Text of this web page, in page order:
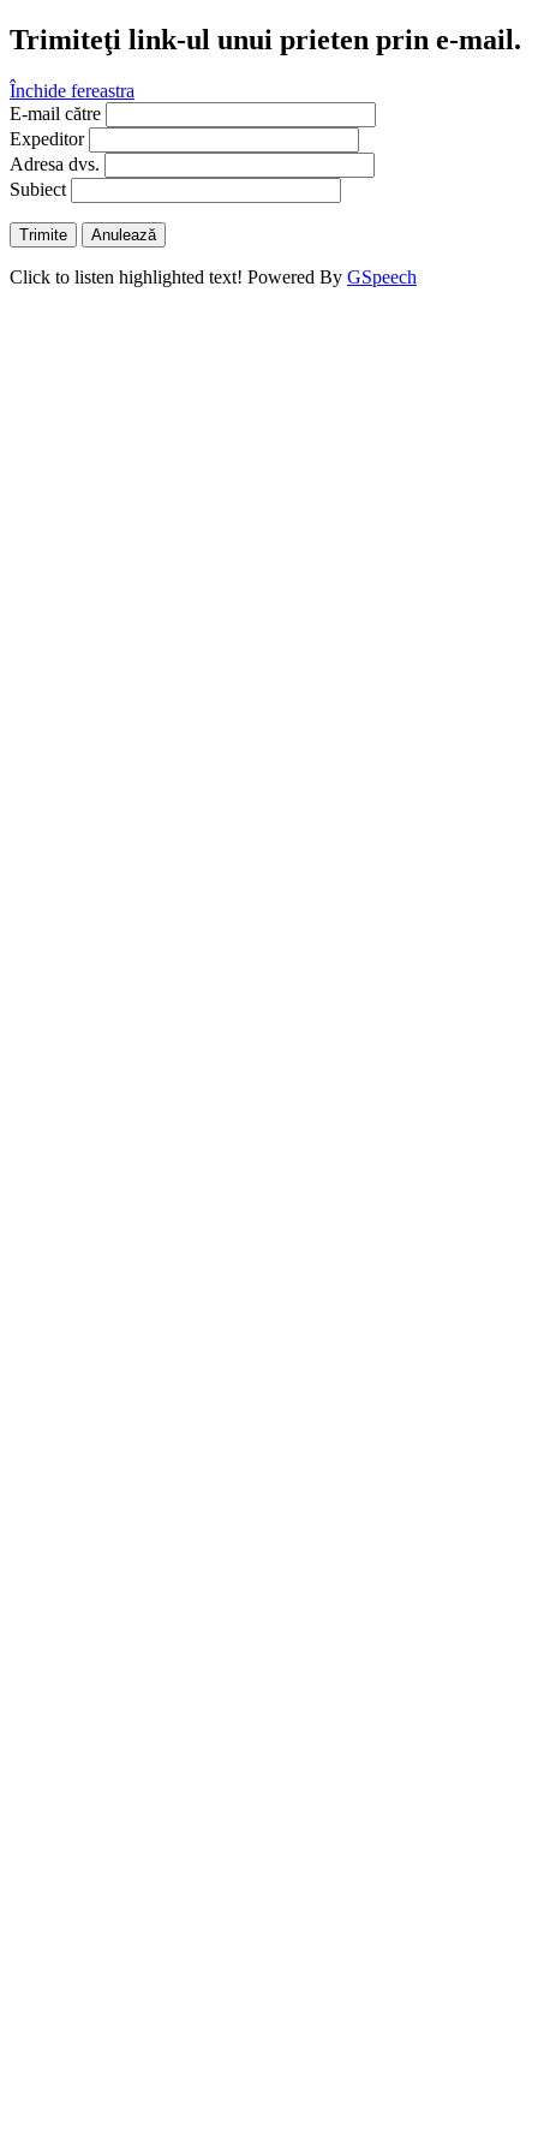
Trimiteţi link-ul unui prieten prin e-mail.
Închide fereastra
E-mail către
Expeditor
Adresa dvs.
Subiect
Trimite Anulează
Click to listen highlighted text! Powered By GSpeech